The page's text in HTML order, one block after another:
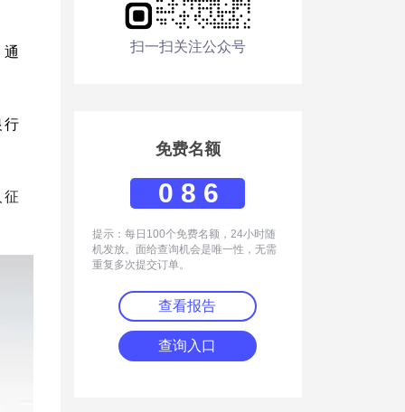
行
征
扫一扫关注公众号
免费名额
086
提示：每日100个免费名额，24小时随
机发放。面给查询机会是唯一性，无需
重复多次提交订单。
查看报告
查询入口